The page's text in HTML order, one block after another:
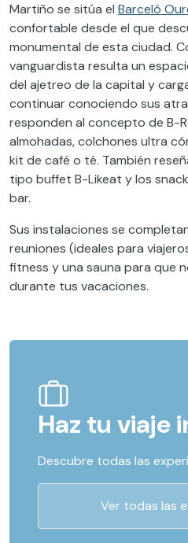
Martiño se sitúa el Barceló
confortable desde el que
monumental de esta ciudad.
vanguardista resulta un
del ajetreo de la capital y
continuar conociendo sus
responden al concepto de B-
almohadas, colchones ultra
kit de café o té. También
tipo buffet B-Likeat y los
bar.
Sus instalaciones se
reuniones (ideales para
fitness y una sauna para que
durante tus vacaciones.
Haz tu viaje
Descubre todas las
Ver todas las